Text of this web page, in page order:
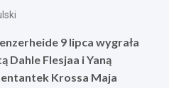
9 lipca wygrała
Dahle Flesjaa i Yaną
Krossa Maja